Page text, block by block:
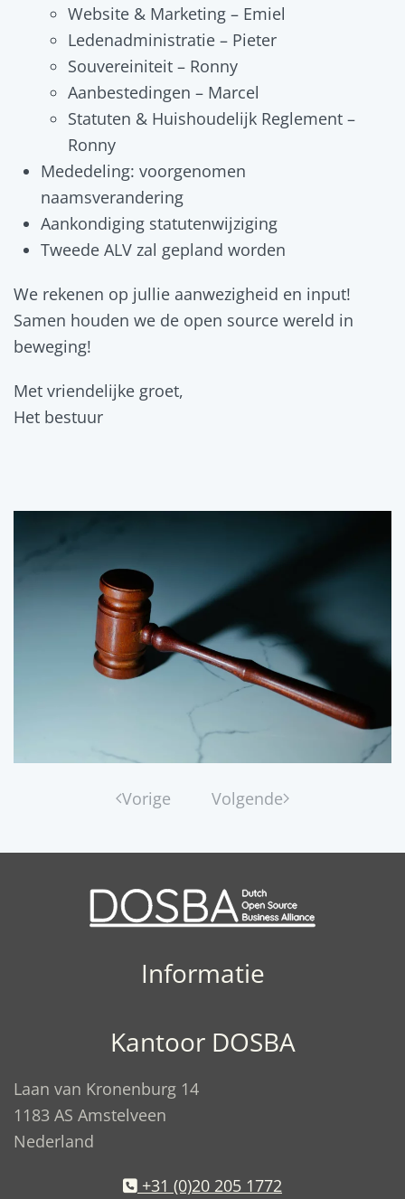
Website & Marketing – Emiel
Ledenadministratie – Pieter
Souvereiniteit – Ronny
Aanbestedingen – Marcel
Statuten & Huishoudelijk Reglement –
Ronny
Mededeling: voorgenomen
naamsverandering
Aankondiging statutenwijziging
Tweede ALV zal gepland worden
We rekenen op jullie aanwezigheid en input!
Samen houden we de open source wereld in
beweging!
Met vriendelijke groet,
Het bestuur
Vorige Volgende
Informatie
Kantoor DOSBA
Laan van Kronenburg 14
1183 AS Amstelveen
Nederland
+31 (0)20 205 1772